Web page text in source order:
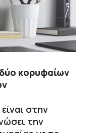
κορυφαίων
στην
την